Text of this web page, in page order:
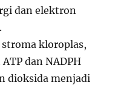
dan elektron
kloroplas,
dan NADPH
dioksida menjadi